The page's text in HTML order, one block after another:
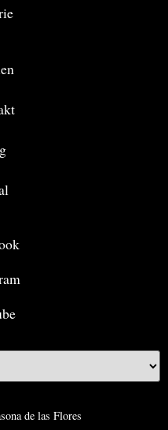
de las Flores